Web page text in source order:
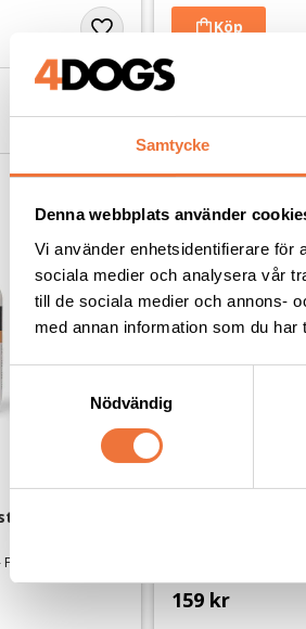
Samtycke
Denna webbplats använder
Vi använder enhetsidentifierare för
sociala medier och analysera vår
till de sociala medier och annons-
med annan information som du
a
e
s
Nödvändig
Dri fönspray
159 kr